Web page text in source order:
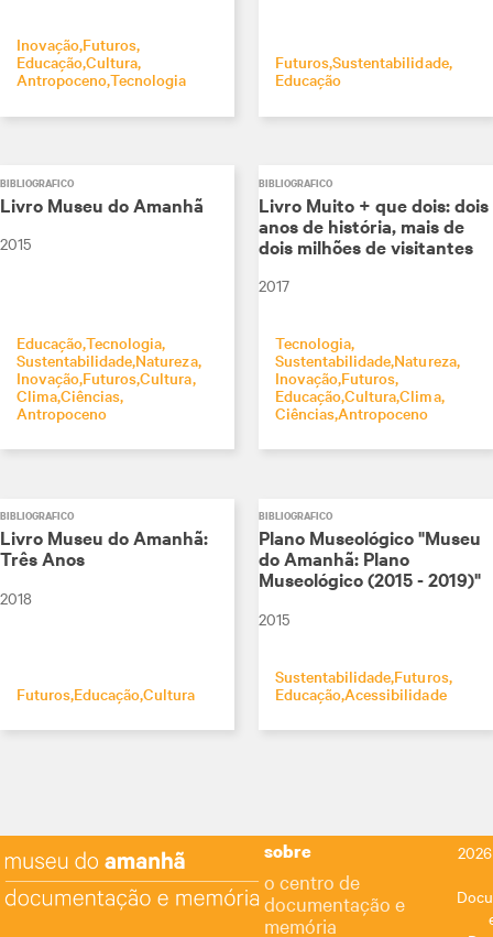
InovaçãoFuturos
EducaçãoCultura
AntropocenoTecnologia
FuturosSustentabilidade
Educação
BIBLIOGRÁFICO
Livro Museu do Amanhã
2015
EducaçãoTecnologia
SustentabilidadeNatureza
InovaçãoFuturosCultura
ClimaCiências
Antropoceno
BIBLIOGRÁFICO
Livro Muito + que dois: dois
anos de história, mais de
dois milhões de visitantes
2017
Tecnologia
SustentabilidadeNatureza
Inovação Futuros
EducaçãoCulturaClima
CiênciasAntropoceno
BIBLIOGRÁFICO
Livro Museu do Amanhã:
Três Anos
2018
FuturosEducaçãoCultura
BIBLIOGRÁFICO
Plano Museológico "Museu
do Amanhã: Plano
Museológico (2015 - 2019)"
2015
SustentabilidadeFuturos
EducaçãoAcessibilidade
sobre
o centro de
documentação e
memória
2026